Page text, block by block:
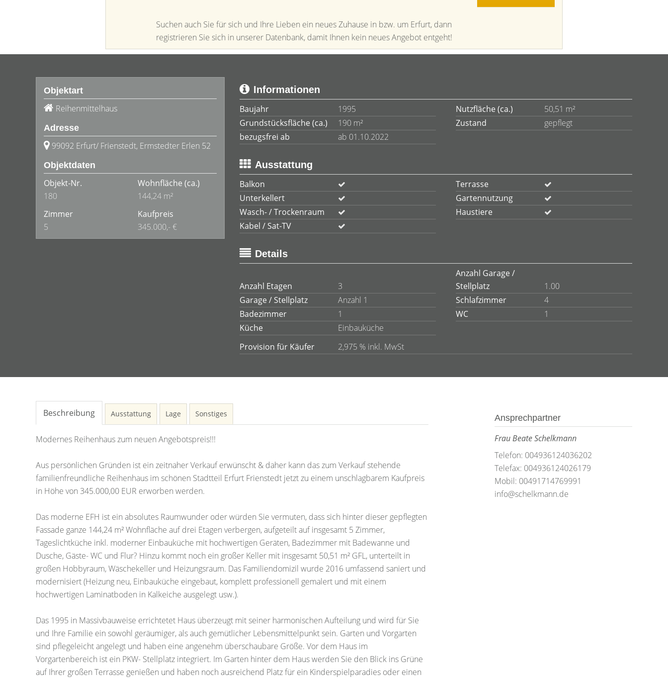
Suchen auch Sie für sich und Ihre Lieben ein neues Zuhause in bzw. um Erfurt, dann
registrieren Sie sich in unserer Datenbank, damit Ihnen kein neues Angebot entgeht!
Objektart
Reihenmittelhaus
Adresse
99092 Erfurt/ Frienstedt, Ermstedter Erlen 52
Objektdaten
Objekt-Nr.
180
Wohnfläche (ca.)
144,24 m²
Zimmer
5
Kaufpreis
345.000,- €
Informationen
Baujahr
1995 Nutzfläche (ca.)
50,51 m²
Grundstücksfläche (ca.)
190 m² Zustand
gepflegt
bezugsfrei ab
ab 01.10.2022
Ausstattung
Balkon
Terrasse
Unterkellert
Gartennutzung
Wasch- / Trockenraum
Haustiere
Kabel / Sat-TV
Details
Anzahl Etagen 3
Anzahl Garage /
Stellplatz
1.00
Garage / Stellplatz
Anzahl 1 Schlafzimmer
4
Badezimmer
1 WC
1
Küche
Einbauküche
Provision für Käufer
2,975 % inkl. MwSt
Beschreibung Ausstattung Lage Sonstiges
Modernes Reihenhaus zum neuen Angebotspreis!!!
Aus persönlichen Gründen ist ein zeitnaher Verkauf erwünscht & daher kann das zum Verkauf stehende
familienfreundliche Reihenhaus im schönen Stadtteil Erfurt Frienstedt jetzt zu einem unschlagbarem Kaufpreis
in Höhe von 345.000,00 EUR erworben werden.
Das moderne EFH ist ein absolutes Raumwunder oder würden Sie vermuten, dass sich hinter dieser gepflegten
Fassade ganze 144,24 m² Wohnfläche auf drei Etagen verbergen, aufgeteilt auf insgesamt 5 Zimmer,
Tageslichtküche inkl. moderner Einbauküche mit hochwertigen Geräten, Badezimmer mit Badewanne und
Dusche, Gäste- WC und Flur? Hinzu kommt noch ein großer Keller mit insgesamt 50,51 m² GFL, unterteilt in
großen Hobbyraum, Wäschekeller und Heizungsraum. Das Familiendomizil wurde 2016 umfassend saniert und
modernisiert (Heizung neu, Einbauküche eingebaut, komplett professionell gemalert und mit einem
hochwertigen Laminatboden in Kalkeiche ausgelegt usw.).
Das 1995 in Massivbauweise errichtetet Haus überzeugt mit seiner harmonischen Aufteilung und wird für Sie
und Ihre Familie ein sowohl geräumiger, als auch gemütlicher Lebensmittelpunkt sein. Garten und Vorgarten
sind pflegeleicht angelegt und haben eine angenehm überschaubare Größe. Vor dem Haus im
Vorgartenbereich ist ein PKW- Stellplatz integriert. Im Garten hinter dem Haus werden Sie den Blick ins Grüne
auf Ihrer großen Terrasse genießen und haben noch ausreichend Platz für ein Kinderspielparadies oder einen
Ansprechpartner
Frau Beate Schelkmann
Telefon: 004936124036202
Telefax: 004936124026179
Mobil: 00491714769991
info@schelkmann.de